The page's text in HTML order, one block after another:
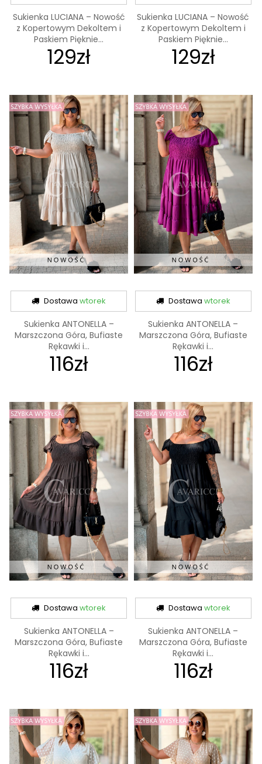
Sukienka LUCIANA – Nowość
z Kopertowym Dekoltem i
Paskiem Pięknie...
129zł
Sukienka LUCIANA – Nowość
z Kopertowym Dekoltem i
Paskiem Pięknie...
129zł
Dostawawtorek
Sukienka ANTONELLA –
Marszczona Góra, Bufiaste
Rękawki i...
116zł
Dostawa wtorek
Sukienka ANTONELLA –
Marszczona Góra, Bufiaste
Rękawki i...
116zł
Dostawawtorek
Sukienka ANTONELLA –
Marszczona Góra, Bufiaste
Rękawki i...
116zł
Dostawa wtorek
Sukienka ANTONELLA –
Marszczona Góra, Bufiaste
Rękawki i...
116zł